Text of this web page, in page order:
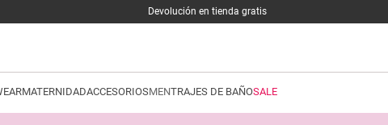
Devolución en tienda gratis
MATERNIDADACCESORIOSMENTRAJES DE BAÑOSALE